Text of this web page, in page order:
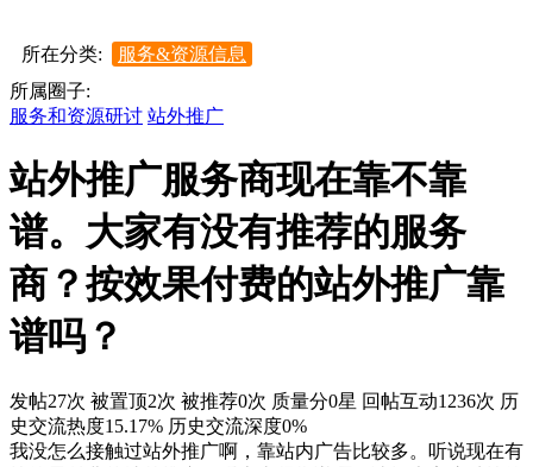
所在分类:
服务&资源信息
所属圈子:
服务和资源研讨 站外推广
站外推广服务商现在靠不靠
谱。大家有没有推荐的服务
商？按效果付费的站外推广靠
谱吗？
发帖27次 被置顶2次 被推荐0次 质量分0星 回帖互动1236次 历
史交流热度15.17% 历史交流深度0%
我没怎么接触过站外推广啊，靠站内广告比较多。听说现在有